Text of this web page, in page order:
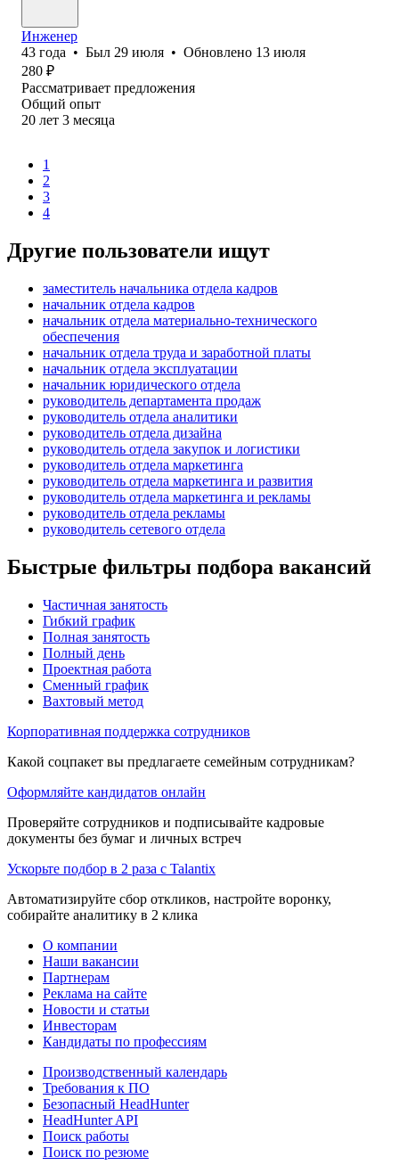
Инженер
43 года • Был 29 июля • Обновлено 13 июля
280 ₽
Рассматривает предложения
Общий опыт
20 лет 3 месяца
1
2
3
4
Другие пользователи ищут
заместитель начальника отдела кадров
начальник отдела кадров
начальник отдела материально-технического
обеспечения
начальник отдела труда и заработной платы
начальник отдела эксплуатации
начальник юридического отдела
руководитель департамента продаж
руководитель отдела аналитики
руководитель отдела дизайна
руководитель отдела закупок и логистики
руководитель отдела маркетинга
руководитель отдела маркетинга и развития
руководитель отдела маркетинга и рекламы
руководитель отдела рекламы
руководитель сетевого отдела
Быстрые фильтры подбора вакансий
Частичная занятость
Гибкий график
Полная занятость
Полный день
Проектная работа
Сменный график
Вахтовый метод
Корпоративная поддержка сотрудников
Какой соцпакет вы предлагаете семейным сотрудникам?
Оформляйте кандидатов онлайн
Проверяйте сотрудников и подписывайте кадровые
документы без бумаг и личных встреч
Ускорьте подбор в 2 раза с Talantix
Автоматизируйте сбор откликов, настройте воронку,
собирайте аналитику в 2 клика
О компании
Наши вакансии
Партнерам
Реклама на сайте
Новости и статьи
Инвесторам
Кандидаты по профессиям
Производственный календарь
Требования к ПО
Безопасный HeadHunter
HeadHunter API
Поиск работы
Поиск по резюме